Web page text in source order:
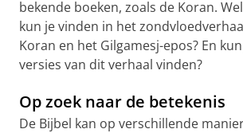
bekende boeken, zoals de Koran.
kun je vinden in het
Koran en het Gilgamesj-epos? En
versies van dit verhaal vinden?
Op zoek naar de betekenis
De Bijbel kan op verschillende